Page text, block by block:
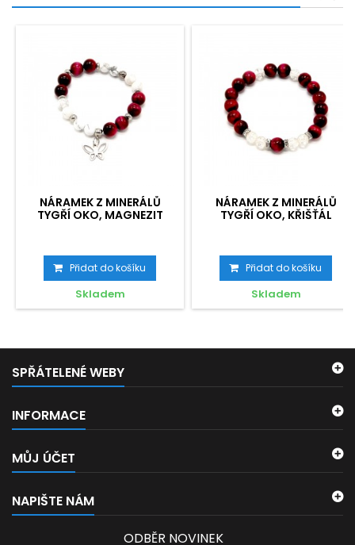
NÁRAMEK Z MINERÁLŮ
TYGŘÍ OKO, MAGNEZIT
Přidat do košíku
Skladem
NÁRAMEK Z MINERÁLŮ
TYGŘÍ OKO, KŘIŠŤÁL
Přidat do košíku
Skladem
SPŘÁTELENÉ WEBY
INFORMACE
MŮJ ÚČET
NAPIŠTE NÁM
ODBĚR NOVINEK